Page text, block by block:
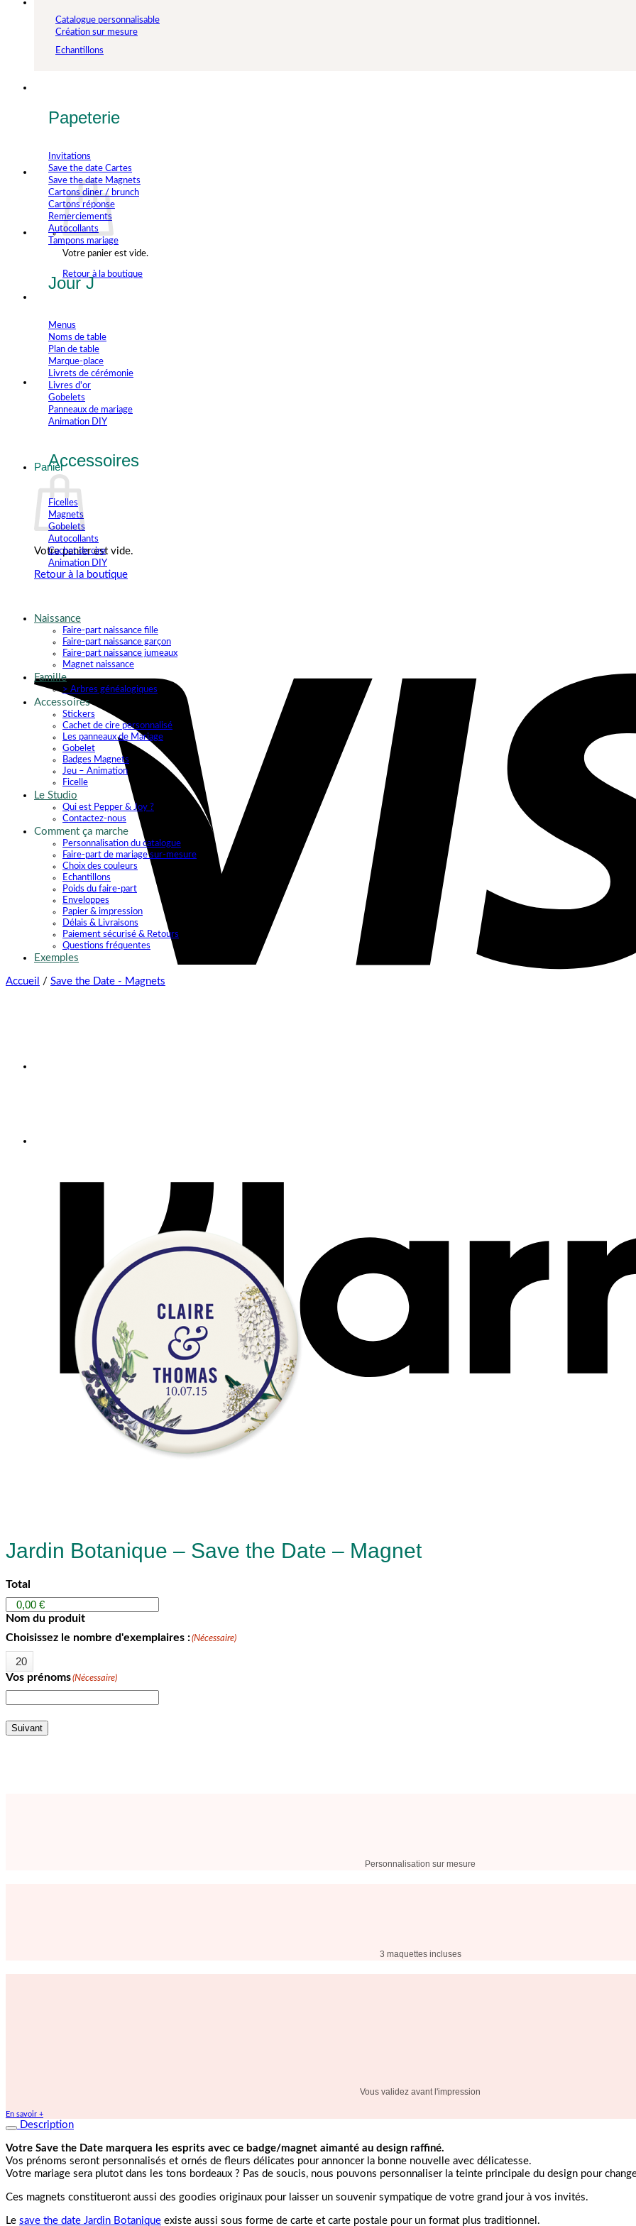
Votre panier est vide.
Retour à la boutique
Panier
Votre panier est vide.
Retour à la boutique
Catalogue personnalisable
Création sur mesure
Echantillons
Papeterie
Invitations
Save the date Cartes
Save the date Magnets
Cartons diner / brunch
Cartons réponse
Remerciements
Autocollants
Tampons mariage
Jour J
Menus
Noms de table
Plan de table
Marque-place
Livrets de cérémonie
Livres d'or
Gobelets
Panneaux de mariage
Animation DIY
Accessoires
Ficelles
Magnets
Gobelets
Autocollants
Cachet de cire
Animation DIY
Naissance
Faire-part naissance fille
Faire-part naissance garçon
Faire-part naissance jumeaux
Magnet naissance
Famille
> Arbres généalogiques
Accessoires
Stickers
Cachet de cire personnalisé
Les panneaux de Mariage
Gobelet
Badges Magnets
Jeu – Animation
Ficelle
Le Studio
Qui est Pepper & Joy ?
Contactez-nous
Comment ça marche
Personnalisation du catalogue
Faire-part de mariage sur-mesure
Choix des couleurs
Echantillons
Poids du faire-part
Enveloppes
Papier & impression
Délais & Livraisons
Paiement sécurisé & Retours
Questions fréquentes
Exemples
Accueil / Save the Date - Magnets
Jardin Botanique – Save the Date – Magnet
Total
Nom du produit
Choisissez le nombre d'exemplaires :(Nécessaire)
Vos prénoms(Nécessaire)
Suivant
Personnalisation sur mesure
3 maquettes incluses
Vous validez avant l'impression
En savoir +
Description
Votre Save the Date marquera les esprits avec ce badge/magnet aimanté au design raffiné.
Vos prénoms seront personnalisés et ornés de fleurs délicates pour annoncer la bonne nouvelle avec délicatesse.
Votre mariage sera plutot dans les tons bordeaux ? Pas de soucis, nous pouvons personnaliser la teinte principale du design pour
Ces magnets constitueront aussi des goodies originaux pour laisser un souvenir sympatique de votre grand jour à vos invités.
Le save the date Jardin Botanique existe aussi sous forme de carte et carte postale pour un format plus traditionnel.